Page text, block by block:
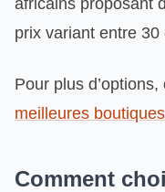
africains proposant
prix variant entre 30
Pour plus
meilleures
Comment